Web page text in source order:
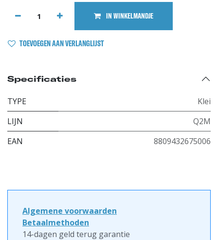
IN WINKELMANDJE
TOEVOEGEN AAN VERLANGLIJST
Specificaties
TYPE
Klei
LIJN
Q2M
EAN
8809432675006
Algemene voorwaarden
Betaalmethoden
14-dagen geld terug garantie